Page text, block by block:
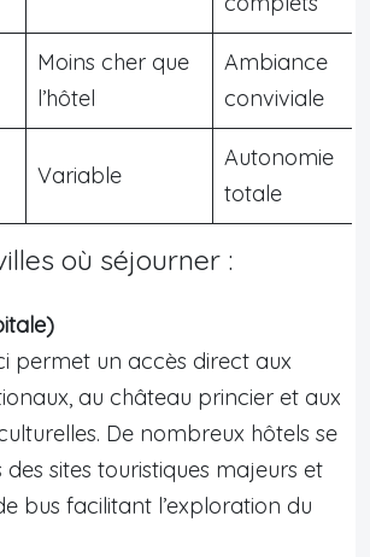
Moins cher que
l’hôtel
Ambiance
conviviale
Variable
Autonomie
totale
où séjourner :
permet un accès direct aux
au château princier et aux
De nombreux hôtels se
sites touristiques majeurs et
bus facilitant l’exploration du